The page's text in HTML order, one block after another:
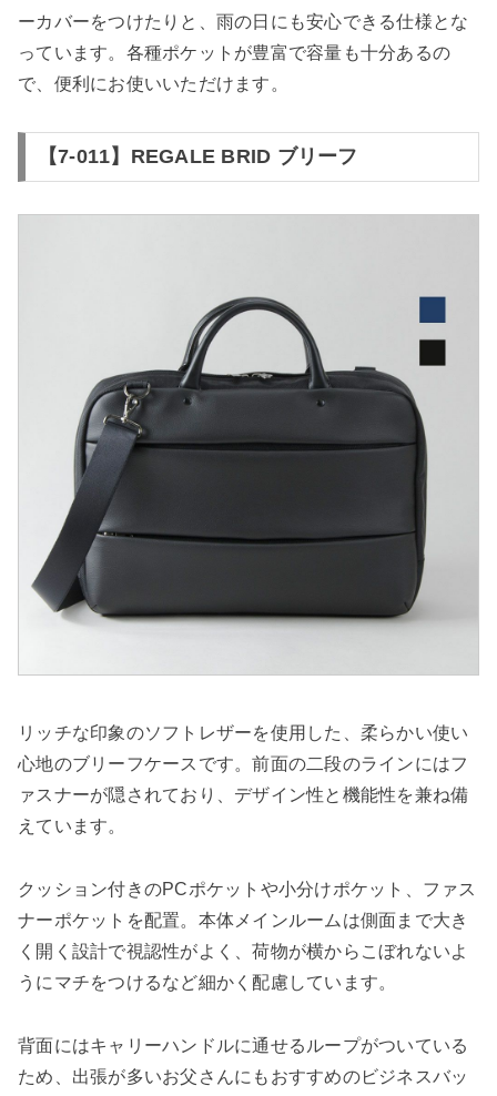
ーカバーをつけたりと、雨の日にも安心できる仕様とな
っています。各種ポケットが豊富で容量も十分あるの
で、便利にお使いいただけます。
【7-011】REGALE BRID ブリーフ
リッチな印象のソフトレザーを使用した、柔らかい使い
心地のブリーフケースです。前面の二段のラインにはフ
ァスナーが隠されており、デザイン性と機能性を兼ね備
えています。
クッション付きのPCポケットや小分けポケット、ファス
ナーポケットを配置。本体メインルームは側面まで大き
く開く設計で視認性がよく、荷物が横からこぼれないよ
うにマチをつけるなど細かく配慮しています。
背面にはキャリーハンドルに通せるループがついている
ため、出張が多いお父さんにもおすすめのビジネスバッ